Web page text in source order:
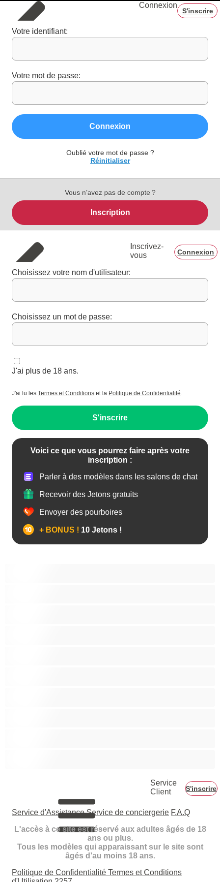
Connexion
S'inscrire
Votre identifiant:
Votre mot de passe:
Connexion
Oublié votre mot de passe ?
Réinitialiser
Vous n’avez pas de compte ?
Inscription
Inscrivez-
vous
Connexion
Choisissez votre nom d'utilisateur:
Choisissez un mot de passe:
J'ai plus de 18 ans.
J'ai lu les Termes et Conditions et la Politique de Confidentialité.
S'inscrire
Voici ce que vous pourrez faire après votre
inscription :
Parler à des modèles dans les salons de chat
Recevoir des Jetons gratuits
Envoyer des pourboires
+ BONUS ! 10 Jetons !
Service
Client
S'inscrire
Service d'Assistance Service de conciergerie F.A.Q
L'accès à ce site est réservé aux adultes âgés de 18
ans ou plus.
Tous les modèles qui apparaissant sur le site sont
âgés d'au moins 18 ans.
Politique de Confidentialité Termes et Conditions